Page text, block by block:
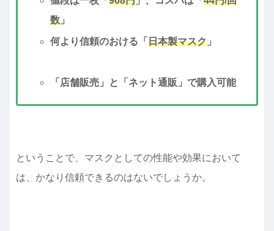
数 」
何より信頼のおける「日本製マスク 」
「店舗販売」と「ネット通販」で購入可能
ということで、マスクとしての性能や効果において
は、かなり信頼できるのはないでしょうか。